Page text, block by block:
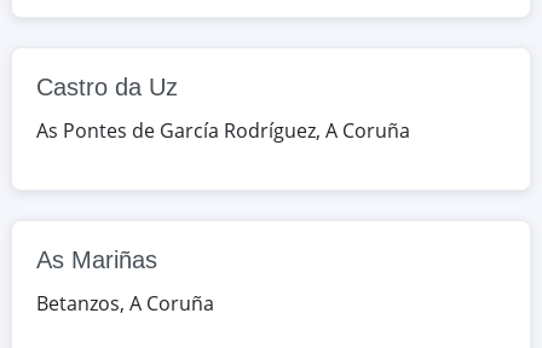
Coruña, España
Google Maps
OpenStreetMap
España
Google Maps
Castro da Uz
As Pontes de García Rodríguez, A Coruña
As Mariñas
Betanzos, A Coruña